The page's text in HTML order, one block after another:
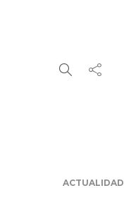
ACTUALIDAD